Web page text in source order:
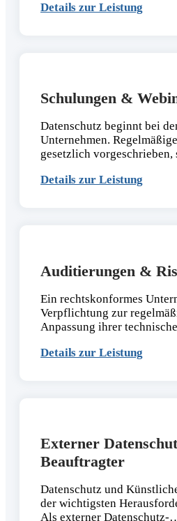
Details zur Leistung
Schulungen &
Datenschutz beginnt bei
Unternehmen.
gesetzlich
Details zur Leistung
Auditierungen &
Ein rechtskonformes
Verpflichtung zur
Anpassung ihrer
Details zur Leistung
Externer
Beauftragter
Datenschutz und
der wichtigsten
Als externer Datenschutz-